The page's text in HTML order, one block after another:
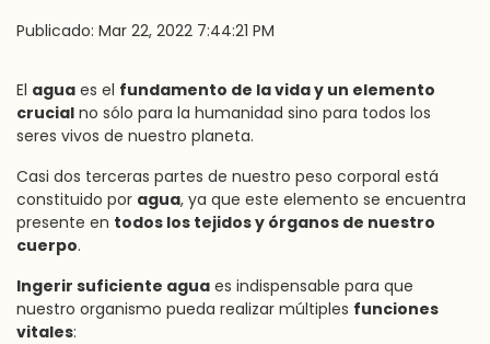
Publicado: Mar 22, 2022 7:44:21 PM
El agua es el fundamento de la vida y un elemento
crucial no sólo para la humanidad sino para todos los
seres vivos de nuestro planeta.
Casi dos terceras partes de nuestro peso corporal está
constituido por agua, ya que este elemento se encuentra
presente en todos los tejidos y órganos de nuestro
cuerpo.
Ingerir suficiente agua es indispensable para que
nuestro organismo pueda realizar múltiples funciones
vitales: